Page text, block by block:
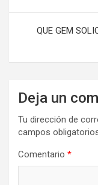
entradas
QUE GEM
Deja un
Tu dirección de
campos
Comentario *